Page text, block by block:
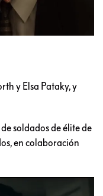
y Elsa Pataky, y
soldados de élite de
en colaboración